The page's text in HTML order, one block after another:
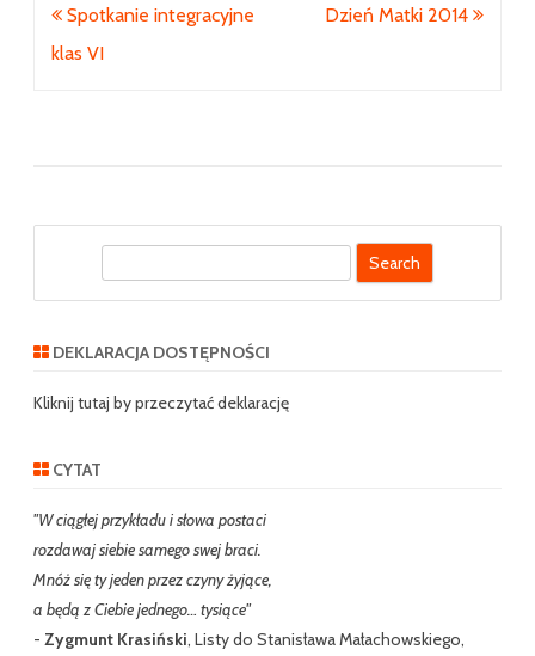
Nawigacja
wpisu
Spotkanie integracyjne
klas VI
Dzień Matki 2014
r
h
DEKLARACJA DOSTĘPNOŚCI
Kliknij tutaj by przeczytać deklarację
CYTAT
"W ciągłej przykładu i słowa postaci
rozdawaj siebie samego swej braci.
Mnóż się ty jeden przez czyny żyjące,
a będą z Ciebie jednego… tysiące"
- Zygmunt Krasiński, Listy do Stanisława Małachowskiego,